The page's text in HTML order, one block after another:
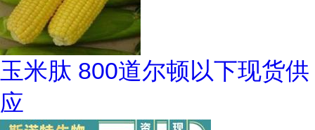
玉米肽 800道尔顿以下现货供
应